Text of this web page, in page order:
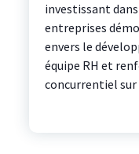
investissant
entreprises
envers le
équipe RH et
concurrentiel sur